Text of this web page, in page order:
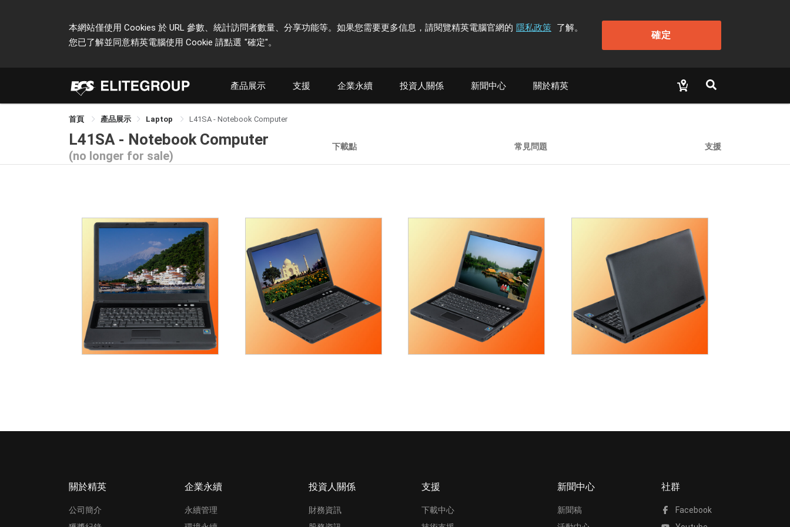
本網站僅使用 Cookies 於 URL 參數、統計訪問者數量、分享功能等。如果您需要更多信息，請閱覽精英電腦官網的 隱私政策 了解。
您已了解並同意精英電腦使用 Cookie 請點選 "確定"。
確定
產品展示 支援 企業永續 投資人關係 新聞中心 關於精英
首頁 產品展示 Laptop L41SA - Notebook Computer
L41SA - Notebook Computer
(no longer for sale)
下載點 常見問題 支援
關於精英
公司簡介
企業永續
永續管理
投資人關係
財務資訊
支援
下載中心
新聞中心
新聞稿
社群
Facebook